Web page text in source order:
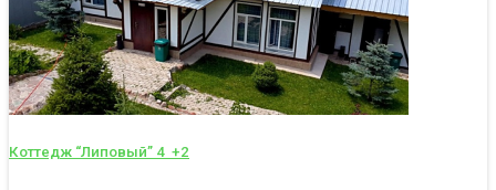
Коттедж “Липовый” 4 +2